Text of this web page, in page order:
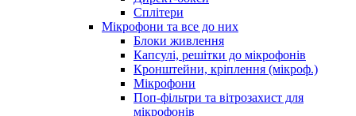
Сплітери
Мікрофони та все до них
Блоки живлення
Капсулі, решітки до мікрофонів
Кронштейни, кріплення (мікроф.)
Мікрофони
Поп-фільтри та вітрозахист для
мікрофонів